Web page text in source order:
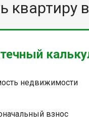
квартиру
недвижимости
взнос